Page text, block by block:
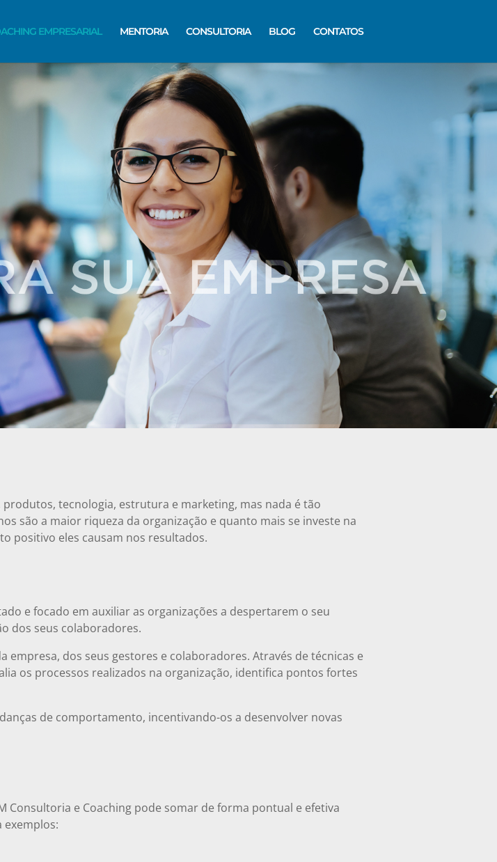
EMPRESARIAL MENTORIA CONSULTORIA BLOG CONTATOS
tecnologia, estrutura e marketing, mas nada é tão
são a maior riqueza da organização e quanto mais se investe na
positivo eles causam nos resultados.
e focado em auxiliar as organizações a despertarem o seu
dos seus colaboradores.
dos seus gestores e colaboradores. Através de técnicas e
os processos realizados na organização, identifica pontos fortes
de comportamento, incentivando-os a desenvolver novas
Consultoria e Coaching pode somar de forma pontual e efetiva
exemplos: